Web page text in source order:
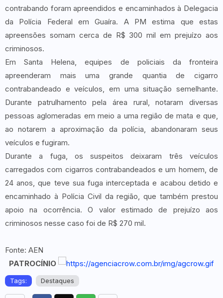
contrabando foram apreendidos e encaminhados à Delegacia
da Polícia Federal em Guaíra. A PM estima que estas
apreensões somam cerca de R$ 300 mil em prejuízo aos
criminosos.
Em Santa Helena, equipes de policiais da fronteira
apreenderam mais uma grande quantia de cigarro
contrabandeado e veículos, em uma situação semelhante.
Durante patrulhamento pela área rural, notaram diversas
pessoas aglomeradas em meio a uma região de mata e que,
ao notarem a aproximação da polícia, abandonaram seus
veículos e fugiram.
Durante a fuga, os suspeitos deixaram três veículos
carregados com cigarros contrabandeados e um homem, de
24 anos, que teve sua fuga interceptada e acabou detido e
encaminhado à Polícia Civil da região, que também prestou
apoio na ocorrência. O valor estimado de prejuízo aos
criminosos nesse caso foi de R$ 270 mil.
Fonte: AEN
PATROCÍNIO
Tags: Destaques